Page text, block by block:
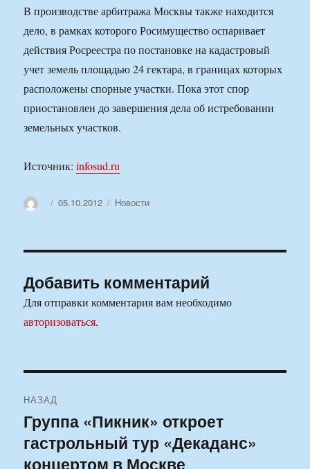
В производстве арбитража Москвы также находится
дело, в рамках которого Росимущество оспаривает
действия Росреестра по постановке на кадастровый
учет земель площадью 24 гектара, в границах которых
расположены спорные участки. Пока этот спор
приостановлен до завершения дела об истребовании
земельных участков.
Источник:infosud.ru
АвторОпубликовано
05.10.2012 Рубрики
Новости
Добавить комментарий
Для отправки комментария вам необходимо
авторизоваться.
по
записям
НАЗАД
Предыдущая
запись:
Группа «Пикник» откроет
гастрольный тур «Декаданс»
концертом в Москве